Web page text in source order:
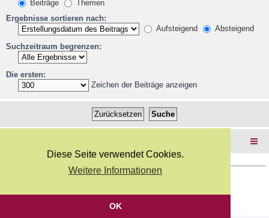
Diese Seite verwendet Cookies.
Weitere Informationen
OK
Beiträge
Themen
Ergebnisse sortieren nach:
Aufsteigend
Absteigend
Suchzeitraum begrenzen:
Die ersten:
Zeichen der Beiträge anzeigen
Deutsche Übersetzung durchphpBB.de